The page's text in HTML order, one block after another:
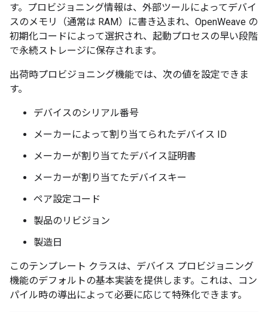
す。プロビジョニング情報は、外部ツールによってデバイ
スのメモリ（通常は RAM）に書き込まれ、OpenWeave の
初期化コードによって選択され、起動プロセスの早い段階
で永続ストレージに保存されます。
出荷時プロビジョニング機能では、次の値を設定できま
す。
デバイスのシリアル番号
メーカーによって割り当てられたデバイス ID
メーカーが割り当てたデバイス証明書
メーカーが割り当てたデバイスキー
ペア設定コード
製品のリビジョン
製造日
このテンプレート クラスは、デバイス プロビジョニング
機能のデフォルトの基本実装を提供します。これは、コン
パイル時の導出によって必要に応じて特殊化できます。